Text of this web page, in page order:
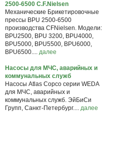
2500-6500 C.F.Nielsen
Механические Брикетировочные
прессы BPU 2500-6500
производства CFNielsen. Модели:
BPU2500, BPU 3200, BPU4000,
BPU5000, BPU5500, BPU6000,
BPU6500.... далее
Насосы для МЧС, аварийных и
коммунальных служб
Насосы Atlas Copco серии WEDA
для МЧС, аварийных и
коммунальных служб. ЭйБиСи
Групп, Санкт-Петербург.... далее